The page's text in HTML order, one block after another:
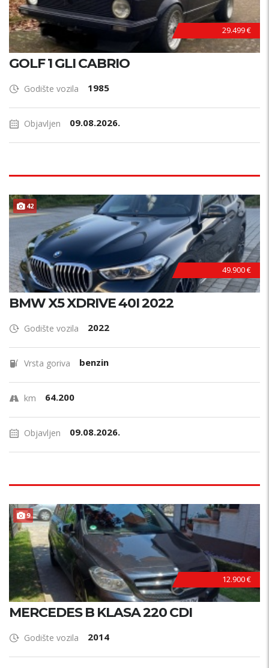
29.499 €
GOLF 1 GLI CABRIO
Godište vozila 1985
Objavljen 09.08.2026.
42
49.900 €
BMW X5 XDRIVE 40I 2022
Godište vozila 2022
Vrsta goriva benzin
km 64.200
Objavljen 09.08.2026.
9 P
R
V
I
V
L
A
S
N I
K
12.900 €
MERCEDES B KLASA 220 CDI
Godište vozila 2014